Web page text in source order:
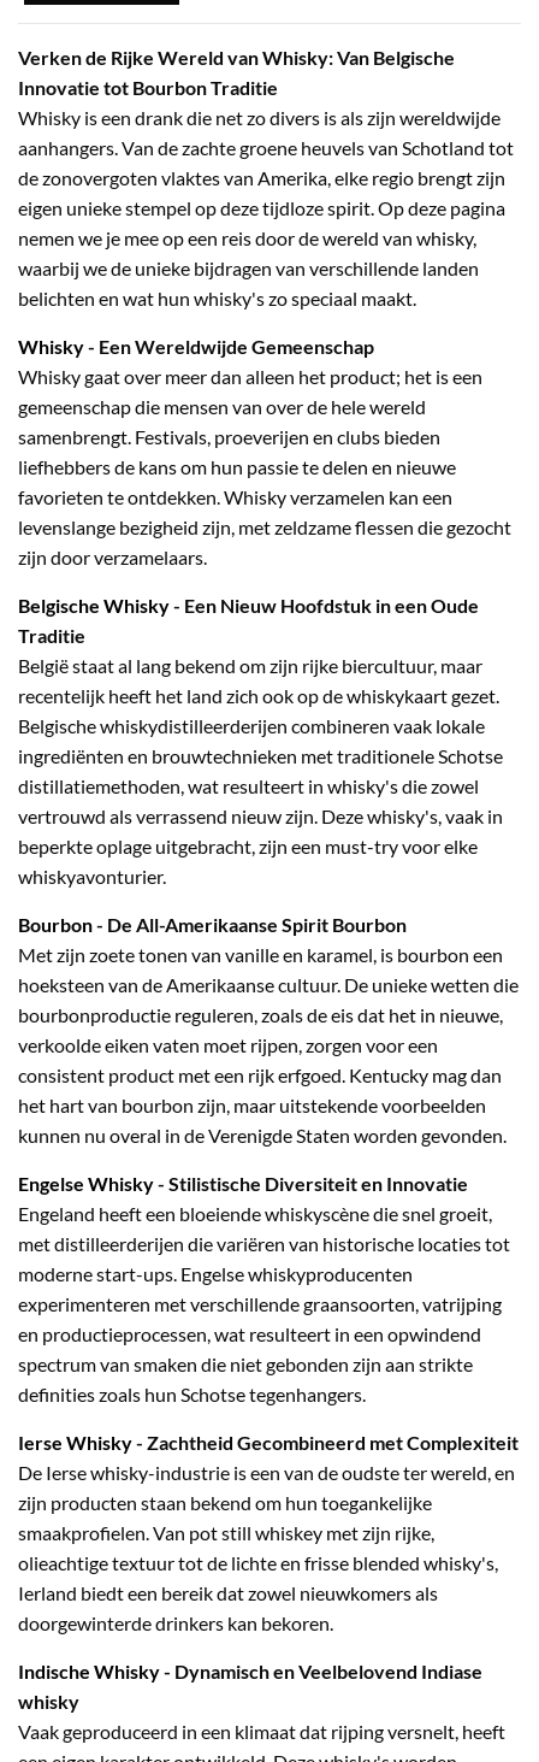
Verken de Rijke Wereld van Whisky: Van Belgische
Innovatie tot Bourbon Traditie
Whisky is een drank die net zo divers is als zijn wereldwijde
aanhangers. Van de zachte groene heuvels van Schotland tot
de zonovergoten vlaktes van Amerika, elke regio brengt zijn
eigen unieke stempel op deze tijdloze spirit. Op deze pagina
nemen we je mee op een reis door de wereld van whisky,
waarbij we de unieke bijdragen van verschillende landen
belichten en wat hun whisky's zo speciaal maakt.
Whisky- Een Wereldwijde Gemeenschap
Whisky gaat over meer dan alleen het product; het is een
gemeenschap die mensen van over de hele wereld
samenbrengt. Festivals, proeverijen en clubs bieden
liefhebbers de kans om hun passie te delen en nieuwe
favorieten te ontdekken. Whisky verzamelen kan een
levenslange bezigheid zijn, met zeldzame flessen die gezocht
zijn door verzamelaars.
Belgische Whisky- Een Nieuw Hoofdstuk in een Oude
Traditie
België staat al lang bekend om zijn rijke biercultuur, maar
recentelijk heeft het land zich ook op de whiskykaart gezet.
Belgische whiskydistilleerderijen combineren vaak lokale
ingrediënten en brouwtechnieken met traditionele Schotse
distillatiemethoden, wat resulteert in whisky's die zowel
vertrouwd als verrassend nieuw zijn. Deze whisky's, vaak in
beperkte oplage uitgebracht, zijn een must-try voor elke
whiskyavonturier.
Bourbon- De All-Amerikaanse Spirit Bourbon
Met zijn zoete tonen van vanille en karamel, is bourbon een
hoeksteen van de Amerikaanse cultuur. De unieke wetten die
bourbonproductie reguleren, zoals de eis dat het in nieuwe,
verkoolde eiken vaten moet rijpen, zorgen voor een
consistent product met een rijk erfgoed. Kentucky mag dan
het hart van bourbon zijn, maar uitstekende voorbeelden
kunnen nu overal in de Verenigde Staten worden gevonden.
Engelse Whisky- Stilistische Diversiteit en Innovatie
Engeland heeft een bloeiende whiskyscène die snel groeit,
met distilleerderijen die variëren van historische locaties tot
moderne start-ups. Engelse whiskyproducenten
experimenteren met verschillende graansoorten, vatrijping
en productieprocessen, wat resulteert in een opwindend
spectrum van smaken die niet gebonden zijn aan strikte
definities zoals hun Schotse tegenhangers.
Ierse Whisky- Zachtheid Gecombineerd met Complexiteit
De Ierse whisky-industrie is een van de oudste ter wereld, en
zijn producten staan bekend om hun toegankelijke
smaakprofielen. Van pot still whiskey met zijn rijke,
olieachtige textuur tot de lichte en frisse blended whisky's,
Ierland biedt een bereik dat zowel nieuwkomers als
doorgewinterde drinkers kan bekoren.
Indische Whisky- Dynamisch en Veelbelovend Indiase
whisky
Vaak geproduceerd in een klimaat dat rijping versnelt, heeft